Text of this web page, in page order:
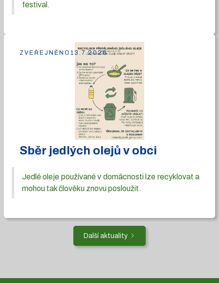
festival.
Sběr jedlých olejů v obci
Jedlé oleje používané v domácnosti lze recyklovat a
mohou tak člověku znovu posloužit.
ZVEŘEJNĚNO 13.7.2026
Další aktuality